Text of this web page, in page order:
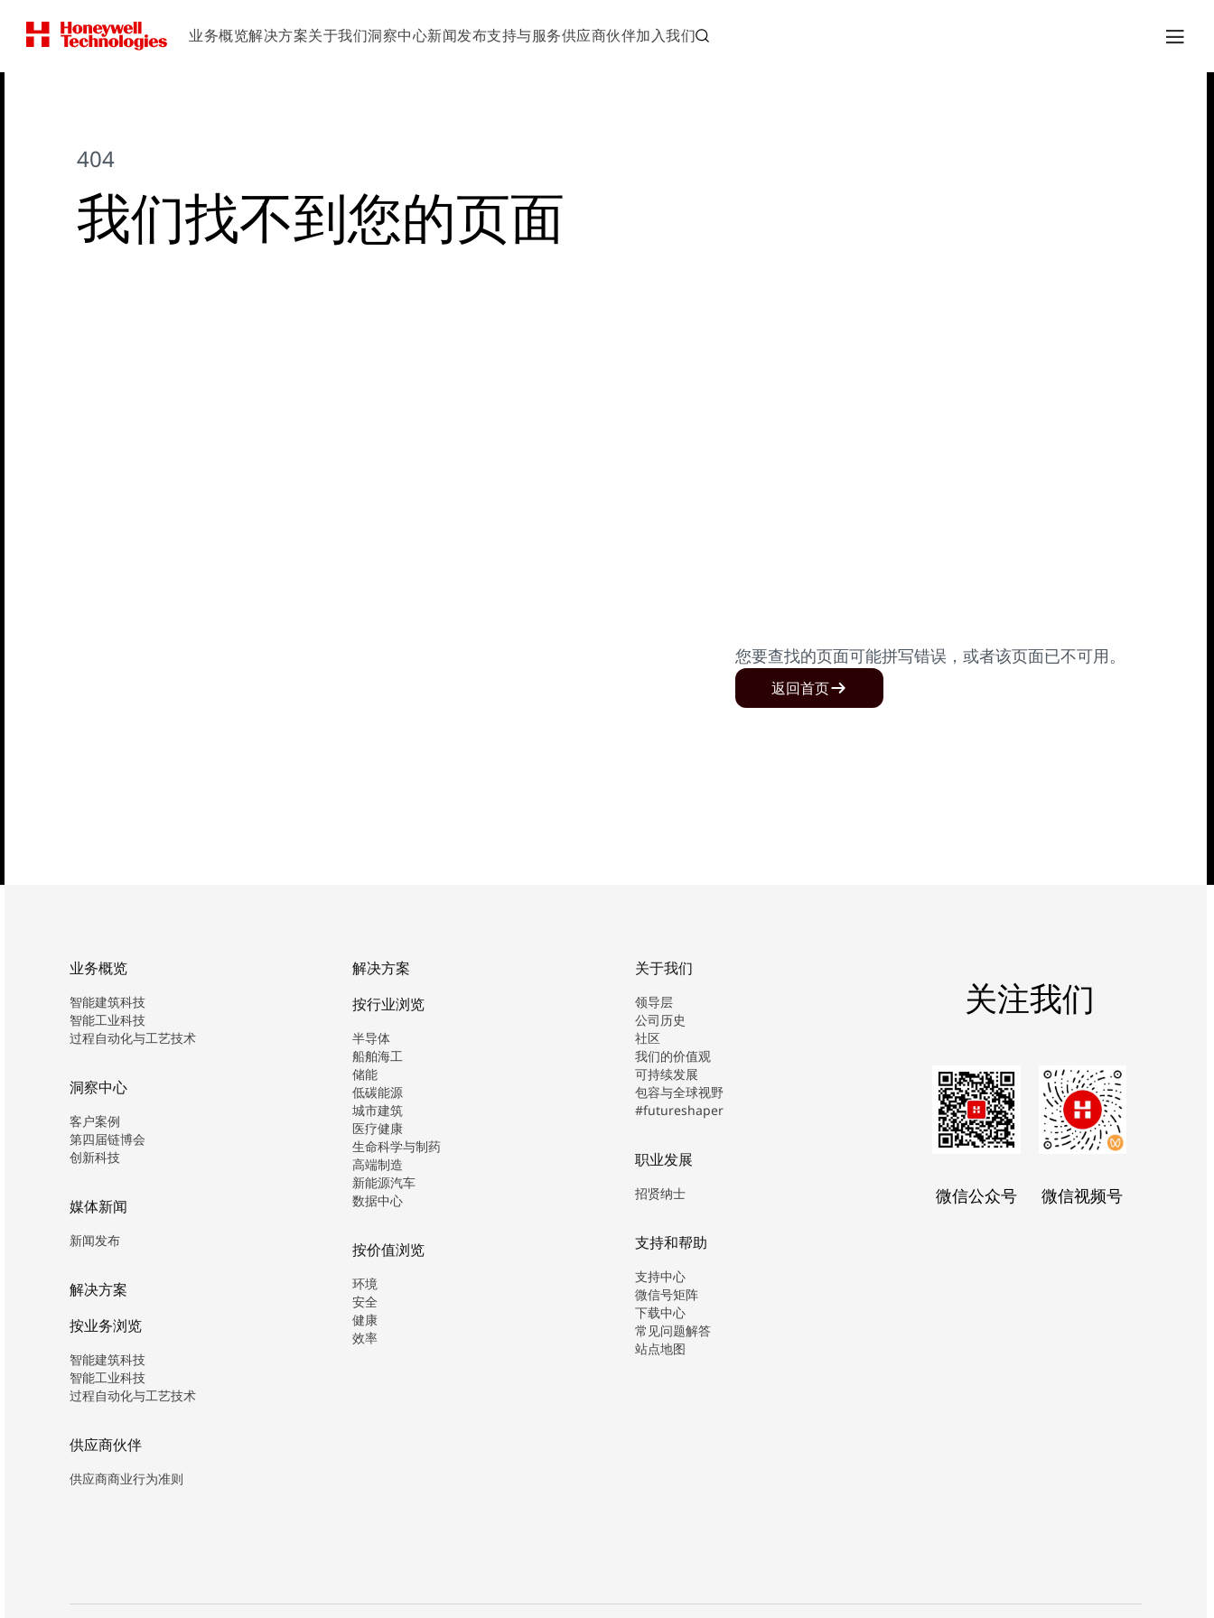
业务概览解决方案关于我们洞察中心新闻发布支持与服务供应商伙伴加入我们
404
我们找不到您的页面
您要查找的页面可能拼写错误，或者该页面已不可用。
返回首页
业务概览
智能建筑科技
智能工业科技
过程自动化与工艺技术
洞察中心
客户案例
第四届链博会
创新科技
媒体新闻
新闻发布
解决方案
按业务浏览
智能建筑科技
智能工业科技
过程自动化与工艺技术
供应商伙伴
供应商商业行为准则
解决方案
按行业浏览
半导体
船舶海工
储能
低碳能源
城市建筑
医疗健康
生命科学与制药
高端制造
新能源汽车
数据中心
按价值浏览
环境
安全
健康
效率
关于我们
领导层
公司历史
社区
我们的价值观
可持续发展
包容与全球视野
#futureshaper
职业发展
招贤纳士
支持和帮助
支持中心
微信号矩阵
下载中心
常见问题解答
站点地图
关注我们
微信公众号 微信视频号